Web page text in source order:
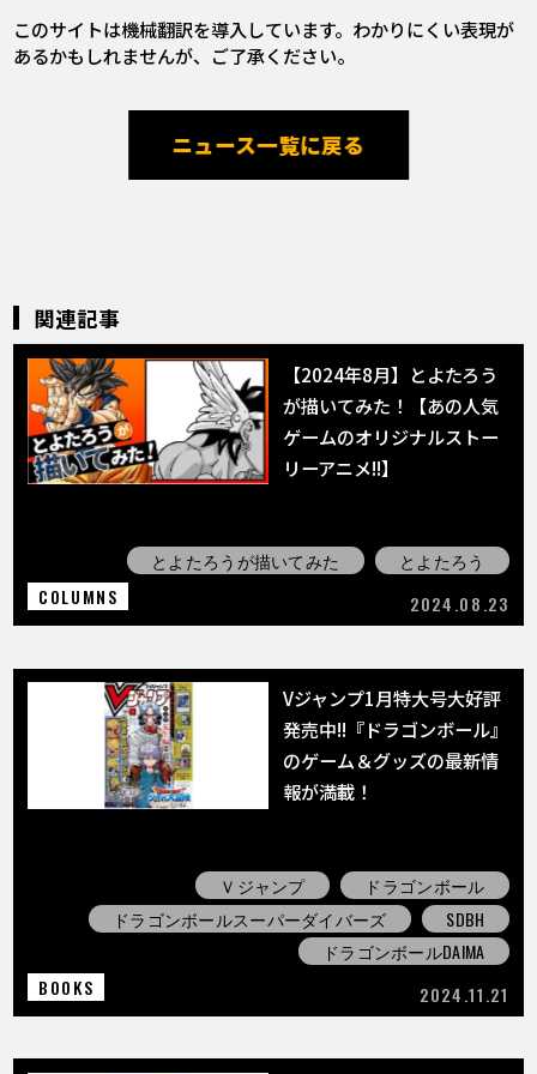
このサイトは機械翻訳を導入しています。わかりにくい表現が
あるかもしれませんが、ご了承ください。
ニュース一覧に戻る
関連記事
【2024年8月】とよたろう
が描いてみた！【あの人気
ゲームのオリジナルストー
リーアニメ!!】
とよたろうが描いてみた
とよたろう
COLUMNS
2024.08.23
Vジャンプ1月特大号大好評
発売中!!『ドラゴンボール』
のゲーム＆グッズの最新情
報が満載！
Ｖジャンプ
ドラゴンボール
ドラゴンボールスーパーダイバーズ
SDBH
ドラゴンボールDAIMA
BOOKS
2024.11.21